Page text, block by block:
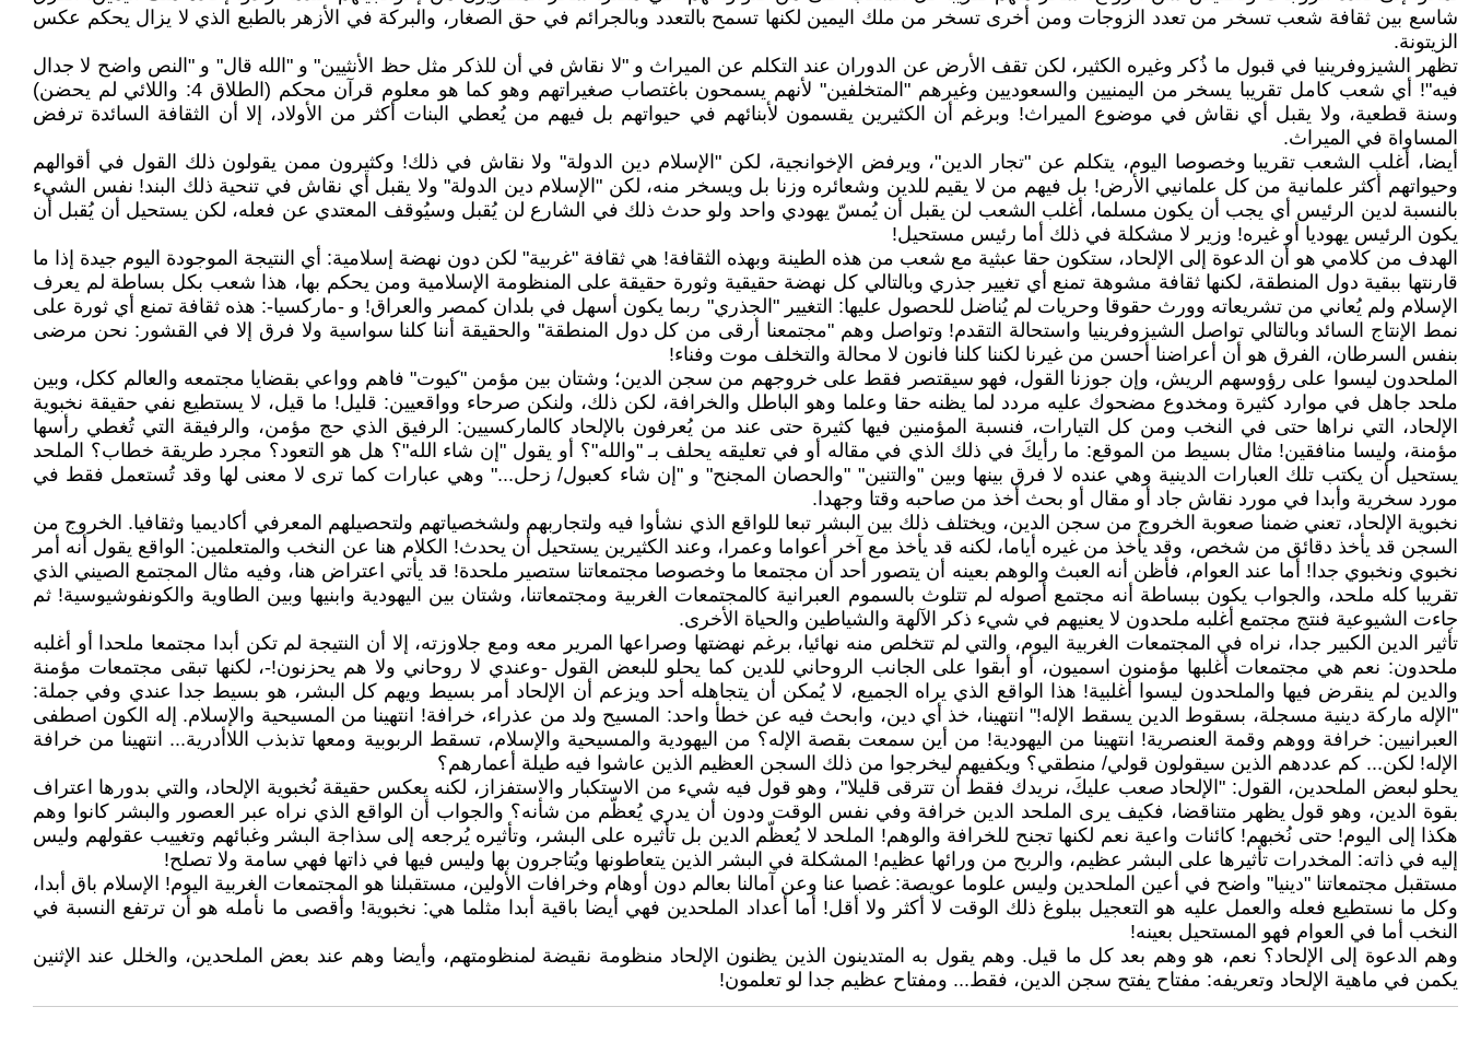
شاسع بين ثقافة شعب تسخر من تعدد الزوجات ومن أخرى تسخر من ملك اليمين لكنها تسمح بالتعدد وبالجرائم في حق الصغار، والبركة في الأزهر بالطبع الذي لا يزال يحكم عكس
الزيتونة.
تظهر الشيزوفرينيا في قبول ما ذُكر وغيره الكثير، لكن تقف الأرض عن الدوران عند التكلم عن الميراث و "لا نقاش في أن للذكر مثل حظ الأنثيين" و "الله قال" و "النص واضح لا جدال
فيه"! أي شعب كامل تقريبا يسخر من اليمنيين والسعوديين وغيرهم "المتخلفين" لأنهم يسمحون باغتصاب صغيراتهم وهو كما هو معلوم قرآن محكم (الطلاق 4: واللائي لم يحضن)
وسنة قطعية، ولا يقبل أي نقاش في موضوع الميراث! وبرغم أن الكثيرين يقسمون لأبنائهم في حيواتهم بل فيهم من يُعطي البنات أكثر من الأولاد، إلا أن الثقافة السائدة ترفض
المساواة في الميراث.
أيضا، أغلب الشعب تقريبا وخصوصا اليوم، يتكلم عن "تجار الدين"، ويرفض الإخوانجية، لكن "الإسلام دين الدولة" ولا نقاش في ذلك! وكثيرون ممن يقولون ذلك القول في أقوالهم
وحيواتهم أكثر علمانية من كل علمانيي الأرض! بل فيهم من لا يقيم للدين وشعائره وزنا بل ويسخر منه، لكن "الإسلام دين الدولة" ولا يقبل أي نقاش في تنحية ذلك البند! نفس الشيء
بالنسبة لدين الرئيس أي يجب أن يكون مسلما، أغلب الشعب لن يقبل أن يُمسّ يهودي واحد ولو حدث ذلك في الشارع لن يُقبل وسيُوقف المعتدي عن فعله، لكن يستحيل أن يُقبل أن
يكون الرئيس يهوديا أو غيره! وزير لا مشكلة في ذلك أما رئيس مستحيل!
الهدف من كلامي هو أن الدعوة إلى الإلحاد، ستكون حقا عبثية مع شعب من هذه الطينة وبهذه الثقافة! هي ثقافة "غربية" لكن دون نهضة إسلامية: أي النتيجة الموجودة اليوم جيدة إذا ما
قارنتها ببقية دول المنطقة، لكنها ثقافة مشوهة تمنع أي تغيير جذري وبالتالي كل نهضة حقيقية وثورة حقيقة على المنظومة الإسلامية ومن يحكم بها، هذا شعب بكل بساطة لم يعرف
الإسلام ولم يُعاني من تشريعاته وورث حقوقا وحريات لم يُناضل للحصول عليها: التغيير "الجذري" ربما يكون أسهل في بلدان كمصر والعراق! و -ماركسيا-: هذه ثقافة تمنع أي ثورة على
نمط الإنتاج السائد وبالتالي تواصل الشيزوفرينيا واستحالة التقدم! وتواصل وهم "مجتمعنا أرقى من كل دول المنطقة" والحقيقة أننا كلنا سواسية ولا فرق إلا في القشور: نحن مرضى
بنفس السرطان، الفرق هو أن أعراضنا أحسن من غيرنا لكننا كلنا فانون لا محالة والتخلف موت وفناء!
الملحدون ليسوا على رؤوسهم الريش، وإن جوزنا القول، فهو سيقتصر فقط على خروجهم من سجن الدين؛ وشتان بين مؤمن "كيوت" فاهم وواعي بقضايا مجتمعه والعالم ككل، وبين
ملحد جاهل في موارد كثيرة ومخدوع مضحوك عليه مردد لما يظنه حقا وعلما وهو الباطل والخرافة، لكن ذلك، ولنكن صرحاء وواقعيين: قليل! ما قيل، لا يستطيع نفي حقيقة نخبوية
الإلحاد، التي نراها حتى في النخب ومن كل التيارات، فنسبة المؤمنين فيها كثيرة حتى عند من يُعرفون بالإلحاد كالماركسيين: الرفيق الذي حج مؤمن، والرفيقة التي تُغطي رأسها
مؤمنة، وليسا منافقين! مثال بسيط من الموقع: ما رأيكَ في ذلك الذي في مقاله أو في تعليقه يحلف بـ "والله"؟ أو يقول "إن شاء الله"؟ هل هو التعود؟ مجرد طريقة خطاب؟ الملحد
يستحيل أن يكتب تلك العبارات الدينية وهي عنده لا فرق بينها وبين "والتنين" "والحصان المجنح" و "إن شاء كعبول/ زحل..." وهي عبارات كما ترى لا معنى لها وقد تُستعمل فقط في
مورد سخرية وأبدا في مورد نقاش جاد أو مقال أو بحث أخذ من صاحبه وقتا وجهدا.
نخبوية الإلحاد، تعني ضمنا صعوبة الخروج من سجن الدين، ويختلف ذلك بين البشر تبعا للواقع الذي نشأوا فيه ولتجاربهم ولشخصياتهم ولتحصيلهم المعرفي أكاديميا وثقافيا. الخروج من
السجن قد يأخذ دقائق من شخص، وقد يأخذ من غيره أياما، لكنه قد يأخذ مع آخر أعواما وعمرا، وعند الكثيرين يستحيل أن يحدث! الكلام هنا عن النخب والمتعلمين: الواقع يقول أنه أمر
نخبوي ونخبوي جدا! أما عند العوام، فأظن أنه العبث والوهم بعينه أن يتصور أحد أن مجتمعا ما وخصوصا مجتمعاتنا ستصير ملحدة! قد يأتي اعتراض هنا، وفيه مثال المجتمع الصيني الذي
تقريبا كله ملحد، والجواب يكون ببساطة أنه مجتمع أصوله لم تتلوث بالسموم العبرانية كالمجتمعات الغربية ومجتمعاتنا، وشتان بين اليهودية وابنيها وبين الطاوية والكونفوشيوسية! ثم
جاءت الشيوعية فنتج مجتمع أغلبه ملحدون لا يعنيهم في شيء ذكر الآلهة والشياطين والحياة الأخرى.
تأثير الدين الكبير جدا، نراه في المجتمعات الغربية اليوم، والتي لم تتخلص منه نهائيا، برغم نهضتها وصراعها المرير معه ومع جلاوزته، إلا أن النتيجة لم تكن أبدا مجتمعا ملحدا أو أغلبه
ملحدون: نعم هي مجتمعات أغلبها مؤمنون اسميون، أو أبقوا على الجانب الروحاني للدين كما يحلو للبعض القول -وعندي لا روحاني ولا هم يحزنون!-، لكنها تبقى مجتمعات مؤمنة
والدين لم ينقرض فيها والملحدون ليسوا أغلبية! هذا الواقع الذي يراه الجميع، لا يُمكن أن يتجاهله أحد ويزعم أن الإلحاد أمر بسيط ويهم كل البشر، هو بسيط جدا عندي وفي جملة:
"الإله ماركة دينية مسجلة، بسقوط الدين يسقط الإله!" انتهينا، خذ أي دين، وابحث فيه عن خطأ واحد: المسيح ولد من عذراء‌، خرافة! انتهينا من المسيحية والإسلام. إله الكون اصطفى
العبرانيين: خرافة ووهم وقمة العنصرية! انتهينا من اليهودية! من أين سمعت بقصة الإله؟ من اليهودية والمسيحية والإسلام، تسقط الربوبية ومعها تذبذب اللاأدرية... انتهينا من خرافة
الإله! لكن... كم عددهم الذين سيقولون قولي/ منطقي؟ ويكفيهم ليخرجوا من ذلك السجن العظيم الذين عاشوا فيه طيلة أعمارهم؟
يحلو لبعض الملحدين، القول: "الإلحاد صعب عليكَ، نريدك فقط أن تترقى قليلا"، وهو قول فيه شيء من الاستكبار والاستفزاز، لكنه يعكس حقيقة نُخبوية الإلحاد، والتي بدورها اعتراف
بقوة الدين، وهو قول يظهر متناقضا، فكيف يرى الملحد الدين خرافة وفي نفس الوقت ودون أن يدري يُعظّم من شأنه؟ والجواب أن الواقع الذي نراه عبر العصور والبشر كانوا وهم
هكذا إلى اليوم! حتى نُخبهم! كائنات واعية نعم لكنها تجنح للخرافة والوهم! الملحد لا يُعظّم الدين بل تأثيره على البشر، وتأثيره يُرجعه إلى سذاجة البشر وغبائهم وتغييب عقولهم وليس
إليه في ذاته: المخدرات تأثيرها على البشر عظيم، والربح من ورائها عظيم! المشكلة في البشر الذين يتعاطونها ويُتاجرون بها وليس فيها في ذاتها فهي سامة ولا تصلح!
مستقبل مجتمعاتنا "دينيا" واضح في أعين الملحدين وليس علوما عويصة: غصبا عنا وعن آمالنا بعالم دون أوهام وخرافات الأولين، مستقبلنا هو المجتمعات الغربية اليوم! الإسلام باق أبدا،
وكل ما نستطيع فعله والعمل عليه هو التعجيل ببلوغ ذلك الوقت لا أكثر ولا أقل! أما أعداد الملحدين فهي أيضا باقية أبدا مثلما هي: نخبوية! وأقصى ما نأمله هو أن ترتفع النسبة في
النخب أما في العوام فهو المستحيل بعينه!
وهم الدعوة إلى الإلحاد؟ نعم، هو وهم بعد كل ما قيل. وهم يقول به المتدينون الذين يظنون الإلحاد منظومة نقيضة لمنظومتهم، وأيضا وهم عند بعض الملحدين، والخلل عند الإثنين
يكمن في ماهية الإلحاد وتعريفه: مفتاح يفتح سجن الدين، فقط... ومفتاح عظيم جدا لو تعلمون!